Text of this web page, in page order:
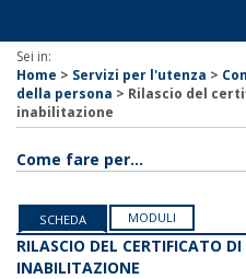
Sei in:
Home > Servizi per l'utenza >
della persona > Rilascio del
inabilitazione
Come fare per...
SCHEDA MODULI
RILASCIO DEL CERTIFICATO
INABILITAZIONE